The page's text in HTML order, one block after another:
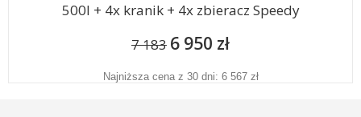
500l + 4x kranik + 4x zbieracz Speedy
7 183 6 950 zł
Najniższa cena z 30 dni: 6 567 zł